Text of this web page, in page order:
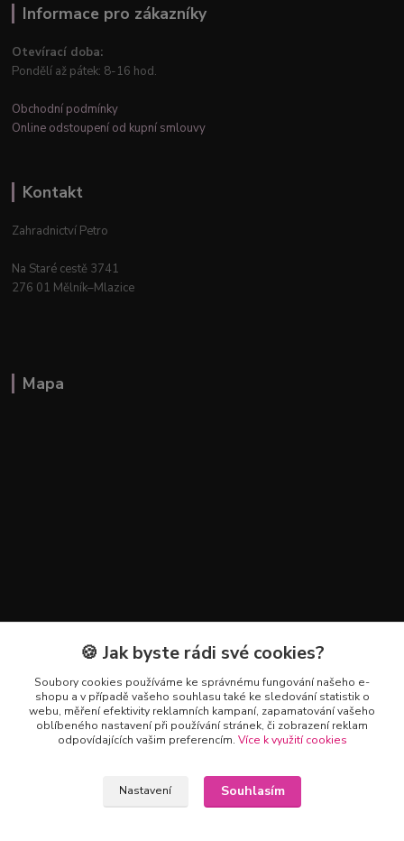
Informace pro zákazníky
Otevírací doba:
Pondělí až pátek: 8-16 hod.
Obchodní podmínky
Online odstoupení od kupní smlouvy
Kontakt
Zahradnictví Petro
Na Staré cestě 3741
276 01 Mělník–Mlazice
Mapa
Kontakty
+420 602 223 614
info@zahradnictvipetro.cz
🍪 Jak byste rádi své cookies?
Soubory cookies používáme ke správnému fungování našeho e-
shopu a v případě vašeho souhlasu také ke sledování statistik o
webu, měření efektivity reklamních kampaní, zapamatování vašeho
oblíbeného nastavení při používání stránek, či zobrazení reklam
odpovídajících vašim preferencím. Více k využití cookies
Nastavení Souhlasím